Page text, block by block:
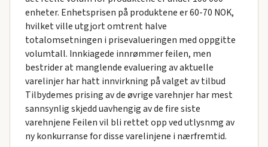
enheter. Enhetsprisen på produktene er 60-70 NOK,
hvilket ville utgjort omtrent halve
totalomsetningen i prisevalueringen med oppgitte
volumtall. Innkiagede innrømmer feilen, men
bestrider at manglende evaluering av aktuelle
varelinjer har hatt innvirkning på valget av tilbud
Tilbydemes prising av de øvrige varehnjer har mest
sannsynlig skjedd uavhengig av de fire siste
varehnjene Feilen vil bli rettet opp ved utlysnmg av
ny konkurranse for disse varelinjene i nærfremtid.